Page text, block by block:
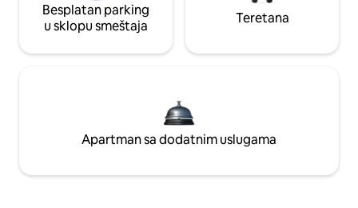
Besplatan parking
u sklopu smeštaja
Teretana
Apartman sa dodatnim uslugama